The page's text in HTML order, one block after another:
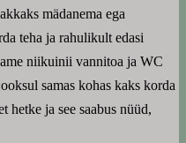
mädanema ega
teha ja rahulikult edasi
niikuinii vannitoa ja WC
samas kohas kaks korda
hetke ja see saabus nüüd,